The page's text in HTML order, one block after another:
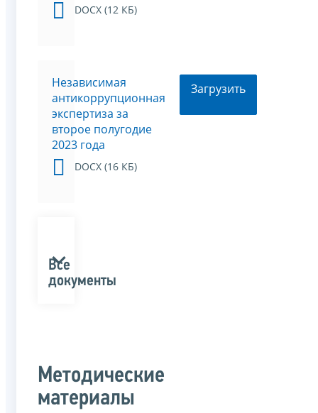
DOCX (12 КБ)
Независимая
антикоррупционная
экспертиза за
второе полугодие
2023 года
DOCX (16 КБ)
Загрузить
Все
документы
Методические
материалы